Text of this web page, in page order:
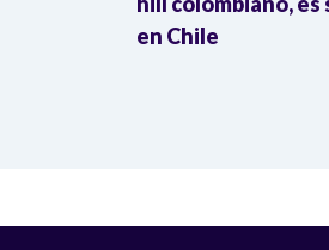
en Chile